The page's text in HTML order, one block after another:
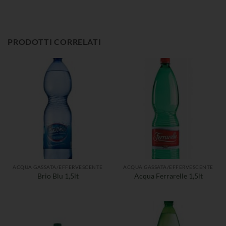
PRODOTTI CORRELATI
ACQUA GASSATA/EFFERVESCENTE
Brio Blu 1,5lt
ACQUA GASSATA/EFFERVESCENTE
Acqua Ferrarelle 1,5lt